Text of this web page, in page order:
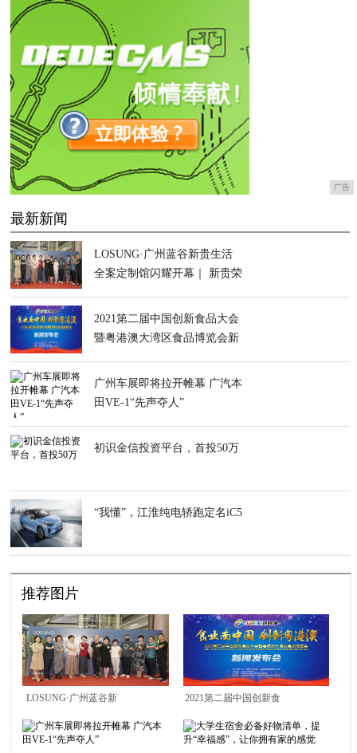
广告
最新新闻
LOSUNG·广州蓝谷新贵生活
全案定制馆闪耀开幕｜ 新贵荣
2021第二届中国创新食品大会
暨粤港澳大湾区食品博览会新
广州车展即将拉开帷幕 广汽本
田VE-1“先声夺人”
初识金信投资平台，首投50万
“我懂”，江淮纯电轿跑定名iC5
推荐图片
LOSUNG·广州蓝谷新
贵生活全案定制馆闪耀
开幕｜ 新贵荣耀开启高
2021第二届中国创新食
品大会暨粤港澳大湾区
食品博览会新闻发布会